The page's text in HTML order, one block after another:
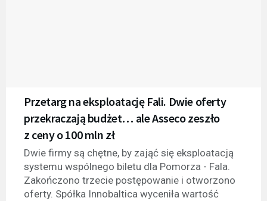
Przetarg na eksploatację Fali. Dwie oferty
przekraczają budżet… ale Asseco zeszło
z ceny o 100 mln zł
Dwie firmy są chętne, by zająć się eksploatacją
systemu wspólnego biletu dla Pomorza - Fala.
Zakończono trzecie postępowanie i otworzono
oferty. Spółka Innobaltica wyceniła wartość